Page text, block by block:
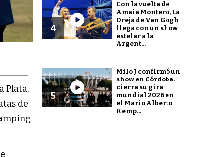
Plata,
de
4
Con la vuelta de
Amaia Montero, La
Oreja de Van Gogh
llega con un show
estelar a la
Argent...
5
Milo J confirmó un
show en Córdoba:
cierra su gira
mundial 2026 en
el Mario Alberto
Kemp...